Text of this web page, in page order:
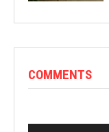
COMMENTS